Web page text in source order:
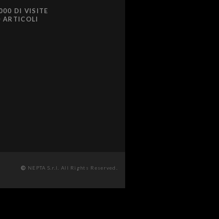
DI VISITE
ARTICOLI
NEPTA S.r.l. All Rights Reserved.